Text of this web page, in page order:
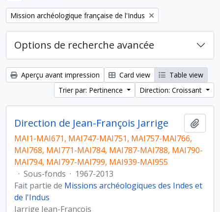
Remove filter:
Mission archéologique française de l'Indus
Options de recherche avancée
Aperçu avant impression Card view
Table view
Trier par: Pertinence
Direction: Croissant
Direction de Jean-François Jarrige
MAI1-MAI671, MAI747-MAI751, MAI757-MAI766,
MAI768, MAI771-MAI784, MAI787-MAI788, MAI790-
MAI794, MAI797-MAI799, MAI939-MAI955
· Sous-fonds · 1967-2013
Fait partie de Missions archéologiques des Indes et
de l'Indus
Jarrige Jean-François